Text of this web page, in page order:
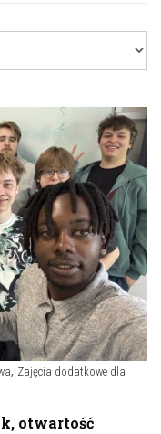
, Zajęcia dodatkowe dla
otwartość